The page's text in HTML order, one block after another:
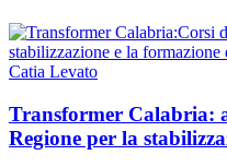
Catia Levato
Transformer Calabria:
Regione per la